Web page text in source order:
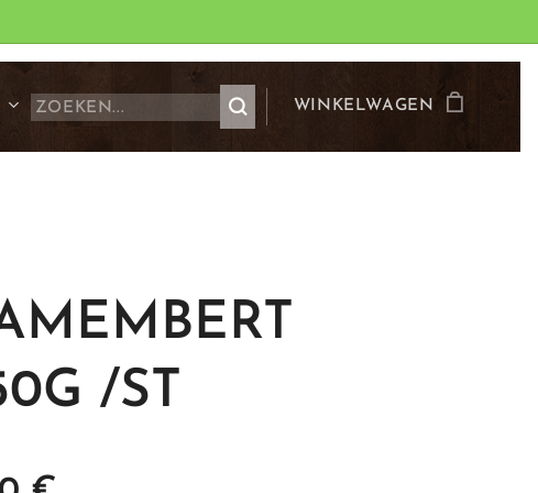
WINKELWAGEN
/ST